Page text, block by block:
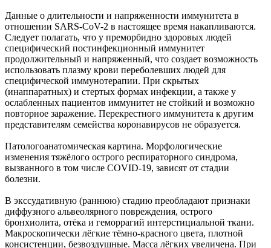
Данные о длительности и напряженности иммунитета в
отношении SARS-CoV-2 в настоящее время накапливаются.
Следует полагать, что у преморбидно здоровых людей
специфический постинфекционный иммунитет
продолжительный и напряженный, что создает возможность
использовать плазму крови переболевших людей для
специфической иммунотерапии. При скрытых
(инаппаратных) и стертых формах инфекции, а также у
ослабленных пациентов иммунитет не стойкий и возможно
повторное заражение. Перекрестного иммунитета к другим
представителям семейства коронавирусов не образуется.
Патологоанатомическая картина. Морфологические
изменения тяжёлого острого респираторного синдрома,
вызванного в том числе COVID-19, зависят от стадии
болезни.
В экссудативную (раннюю) стадию преобладают признаки
диффузного альвеолярного повреждения, острого
бронхиолита, отёка и геморрагий интерстициальной ткани.
Макроскопически лёгкие тёмно-красного цвета, плотной
консистенции, безвоздушные. Масса лёгких увеличена. При